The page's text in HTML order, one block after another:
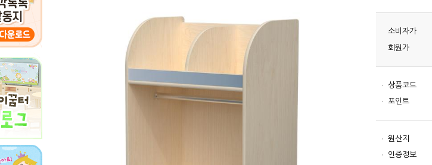
소비자가
회원가
상품코드
포인트
원산지
인증정보